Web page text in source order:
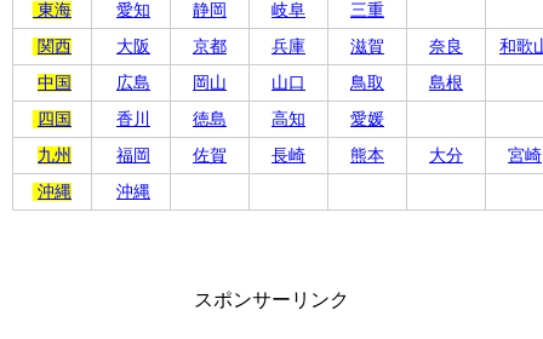
東海
愛知 静岡 岐阜
三重
関西
大阪 京都 兵庫 滋賀 奈良
和歌
中国
広島 岡山 山口 鳥取
島根
四国
香川 徳島 高知
愛媛
九州
福岡 佐賀 長崎 熊本 大分
宮崎
沖縄
沖縄
スポンサーリンク